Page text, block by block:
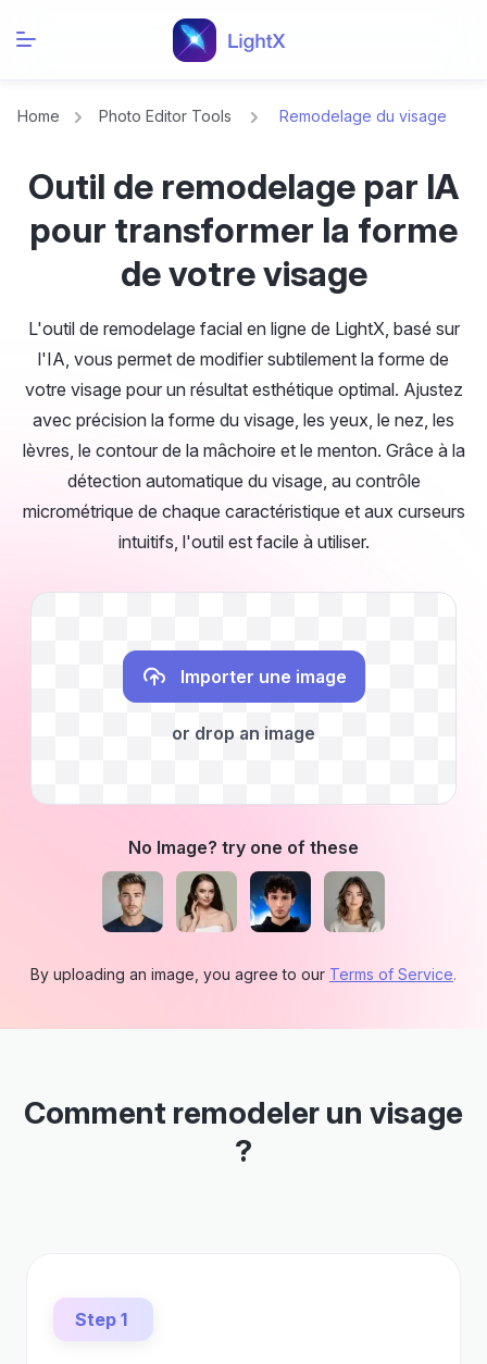
Home Photo Editor Tools Remodelage du visage
Outil de remodelage par IA
pour transformer la forme
de votre visage
L'outil de remodelage facial en ligne de LightX, basé sur
l'IA, vous permet de modifier subtilement la forme de
votre visage pour un résultat esthétique optimal. Ajustez
avec précision la forme du visage, les yeux, le nez, les
lèvres, le contour de la mâchoire et le menton. Grâce à la
détection automatique du visage, au contrôle
micrométrique de chaque caractéristique et aux curseurs
intuitifs, l'outil est facile à utiliser.
Importer une image
or drop an image
No Image? try one of these
By uploading an image, you agree to our Terms of Service.
Comment remodeler un visage
?
Step 1